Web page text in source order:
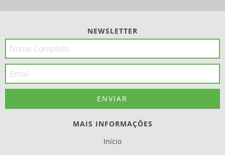
NEWSLETTER
MAIS INFORMAÇÕES
Início